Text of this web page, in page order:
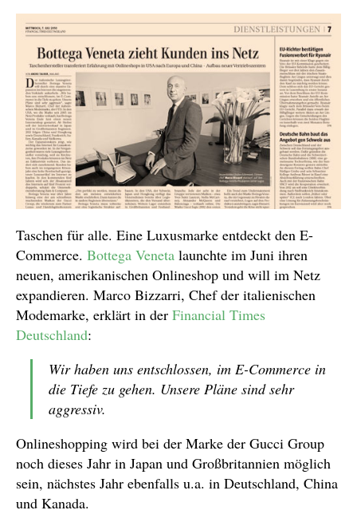
Taschen für alle. Eine Luxusmarke entdeckt den E-
Commerce. Bottega Veneta launchte im Juni ihren
neuen, amerikanischen Onlineshop und will im Netz
expandieren. Marco Bizzarri, Chef der italienischen
Modemarke, erklärt in der Financial Times
Deutschland:
Wir haben uns entschlossen, im E-Commerce in
die Tiefe zu gehen. Unsere Pläne sind sehr
aggressiv.
Onlineshopping wird bei der Marke der Gucci Group
noch dieses Jahr in Japan und Großbritannien möglich
sein, nächstes Jahr ebenfalls u.a. in Deutschland, China
und Kanada.